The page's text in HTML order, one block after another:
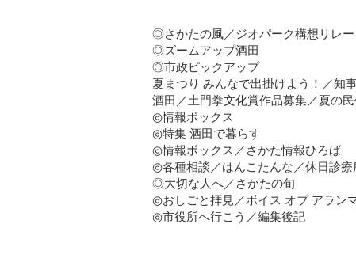
◎さかたの風／ジオパーク構想リレー
◎ズームアップ酒田
◎市政ピックアップ
夏まつり みんなで出掛けよう！／知
酒田／土門拳文化賞作品募集／夏の
◎情報ボックス
◎特集 酒田で暮らす
◎情報ボックス／さかた情報ひろば
◎各種相談／はんこたんな／休日診療
◎大切な人へ／さかたの旬
◎おしごと拝見／ボイス オブ アラン
◎市役所へ行こう／編集後記